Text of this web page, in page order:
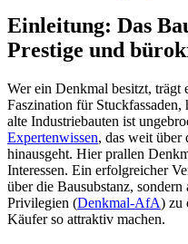
Einleitung: Das
Prestige und
Wer ein Denkmal besitzt, trägt
Faszination für
alte Industriebauten ist
Expertenwissen, das weit über
hinausgeht. Hier prallen
Interessen. Ein erfolgreicher
über die Bausubstanz,
Privilegien (Denkmal-AfA) zu
Käufer so attraktiv machen.